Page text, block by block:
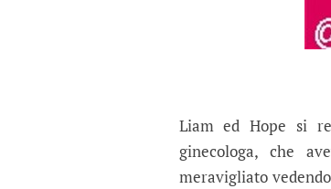
Liam ed Hope si
ginecologa, che
meravigliato